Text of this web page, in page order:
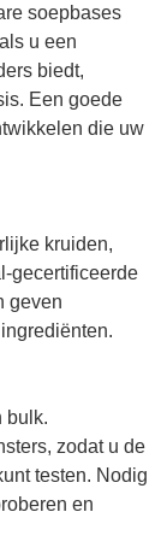
soepbases
u een
biedt,
Een goede
die uw
kruiden,
gecertificeerde
geven
bulk.
zodat u de
testen. Nodig
en